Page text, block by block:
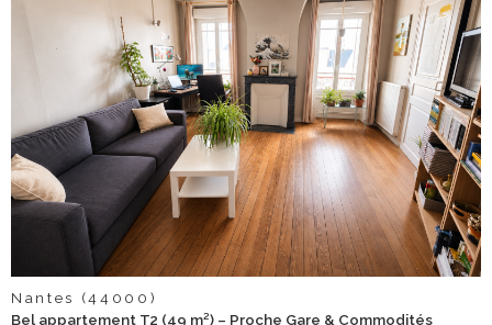
voir le
bien
Nantes (44000)
Bel appartement T2 (49 m²) – Proche Gare & Commodités